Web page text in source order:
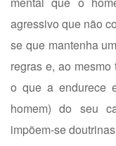
agressivo que não
se que mantenha
regras e, ao
o que a endurece
homem) do seu
impõem-se